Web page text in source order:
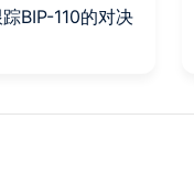
BIP-110的对决